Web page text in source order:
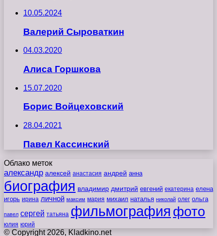
10.05.2024
Валерий Сыроваткин
04.03.2020
Алиса Горшкова
15.07.2020
Борис Войцеховский
28.04.2021
Павел Кассинский
Облако меток
александр алексей анастасия андрей анна
биография владимир дмитрий евгений екатерина елена
игорь ирина личной максим мария михаил наталья николай олег ольга
павел сергей татьяна фильмография фото
юлия юрий
© Copyright 2026, Kladkino.net